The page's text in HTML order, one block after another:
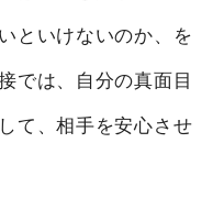
といけないのか、を
では、自分の真面目
て、相手を安心させ